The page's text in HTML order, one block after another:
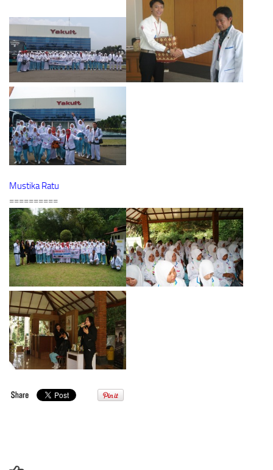
Mustika Ratu
==========